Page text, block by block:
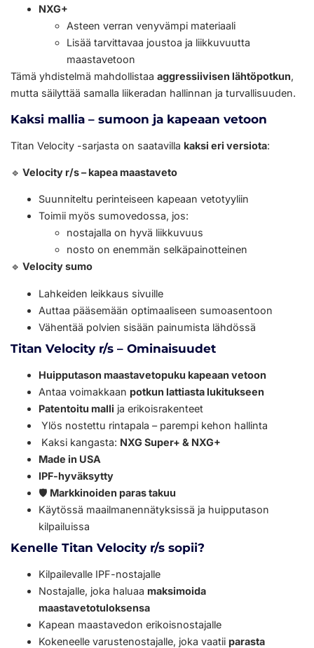
NXG+
Asteen verran venyvämpi materiaali
Lisää tarvittavaa joustoa ja liikkuvuutta
maastavetoon
Tämä yhdistelmä mahdollistaa aggressiivisen lähtöpotkun,
mutta säilyttää samalla liikeradan hallinnan ja turvallisuuden.
Kaksi mallia – sumoon ja kapeaan vetoon
Titan Velocity -sarjasta on saatavilla kaksi eri versiota:
🔹 Velocity r/s – kapea maastaveto
Suunniteltu perinteiseen kapeaan vetotyyliin
Toimii myös sumovedossa, jos:
nostajalla on hyvä liikkuvuus
nosto on enemmän selkäpainotteinen
🔹 Velocity sumo
Lahkeiden leikkaus sivuille
Auttaa pääsemään optimaaliseen sumoasentoon
Vähentää polvien sisään painumista lähdössä
Titan Velocity r/s – Ominaisuudet
Huipputason maastavetopuku kapeaan vetoon
Antaa voimakkaan potkun lattiasta lukitukseen
Patentoitu malli ja erikoisrakenteet
Ylös nostettu rintapala – parempi kehon hallinta
Kaksi kangasta: NXG Super+ & NXG+
Made in USA
IPF-hyväksytty
🛡️ Markkinoiden paras takuu
Käytössä maailmanennätyksissä ja huipputason
kilpailuissa
Kenelle Titan Velocity r/s sopii?
Kilpailevalle IPF-nostajalle
Nostajalle, joka haluaa maksimoida
maastavetotuloksensa
Kapean maastavedon erikoisnostajalle
Kokeneelle varustenostajalle, joka vaatii parasta